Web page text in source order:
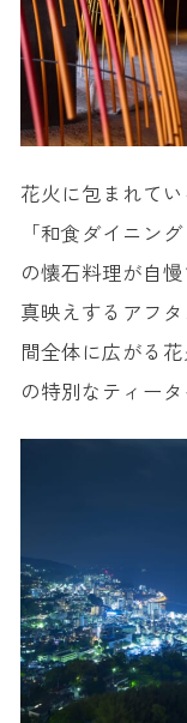
花火に包まれて
「和食ダイニン
の懐石料理が自
真映えするアフ
間全体に広がる
の特別なティー